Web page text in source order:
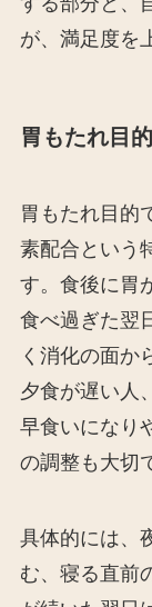
が、満足度を
胃もたれ目
胃もたれ目的
素配合という
す。食後に胃
食べ過ぎた翌
く消化の面か
夕食が遅い人
早食いになり
の調整も大切
具体的には、
む、寝る直前